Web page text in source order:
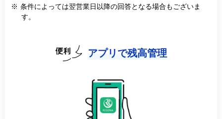
※ 条件によっては翌営業日以降の回答となる場合もございま
す。
アプリで残高管理